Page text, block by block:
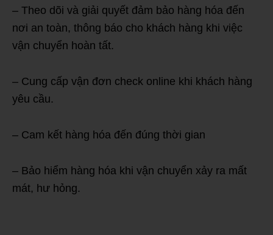
– Theo dõi và giải quyết đảm bảo hàng hóa đến
nơi an toàn, thông báo cho khách hàng khi việc
vận chuyển hoàn tất.
– Cung cấp vận đơn check online khi khách hàng
yêu cầu.
– Cam kết hàng hóa đến đúng thời gian
– Bảo hiểm hàng hóa khi vận chuyển xảy ra mất
mát, hư hỏng.